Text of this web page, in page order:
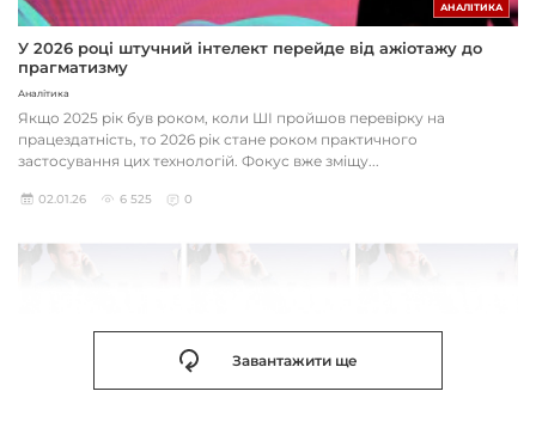
АНАЛІТИКА
У 2026 році штучний інтелект перейде від ажіотажу до
прагматизму
Аналітика
Якщо 2025 рік був роком, коли ШІ пройшов перевірку на
працездатність, то 2026 рік стане роком практичного
застосування цих технологій. Фокус вже зміщу...
02.01.26 6 525 0
Завантажити ще